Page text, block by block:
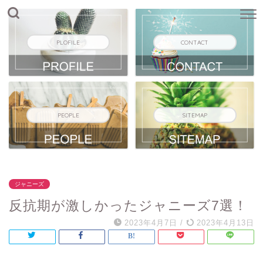
PLOFILE CONTACT
PEOPLE SITEMAP
ジャニーズ
反抗期が激しかったジャニーズ7選！
2023年4月7日 / 2023年4月13日